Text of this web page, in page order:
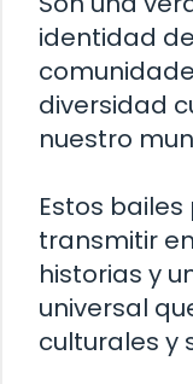
identidad
diversidad
nuestro
Estos
transmitir
historias y
universal
culturales y